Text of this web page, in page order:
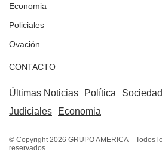
Economia
Policiales
Ovación
CONTACTO
Últimas Noticias Política Sociedad
Judiciales
Economia
© Copyright 2026 GRUPO AMERICA – Todos
reservados